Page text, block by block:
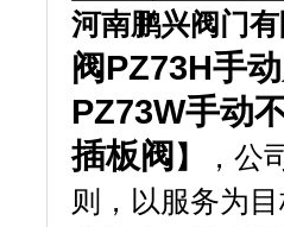
河南鹏兴阀门
阀PZ73H手
PZ73W手动
插板阀 】
，公
则，以服务为